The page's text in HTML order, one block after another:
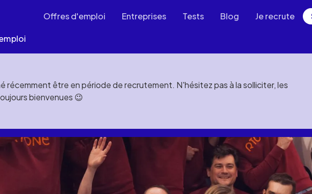
Offres d'emploi Entreprises Tests Blog Je recrute
récemment être en période de recrutement. N'hésitez pas à la solliciter, les
bienvenues 😉